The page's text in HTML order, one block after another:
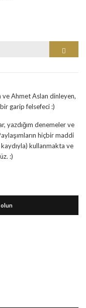
ve Ahmet Aslan dinleyen,
garip felsefeci :)
yazdığım denemeler ve
hiçbir maddi
kaydıyla) kullanmakta ve
:)
olun